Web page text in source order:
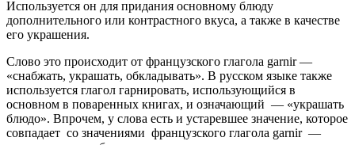
Используется он для придания основному блюду
дополнительного или контрастного вкуса, а также в качестве
его украшения.
Слово это происходит от французского глагола garnir —
«снабжать, украшать, обкладывать». В русском языке также
используется глагол гарнировать, использующийся в
основном в поваренных книгах, и означающий — «украшать
блюдо». Впрочем, у слова есть и устаревшее значение, которое
совпадает со значениями французского глагола garnir —